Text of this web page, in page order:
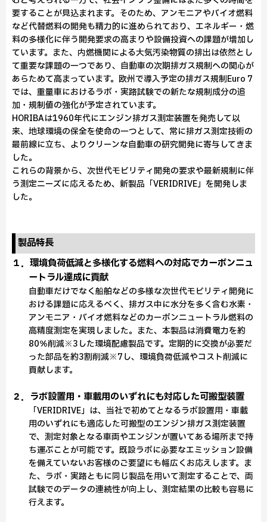
要することが見込まれます。そのため、アンモニアやバイオ燃料
など代替燃料の開発も精力的に進められており、エネルギー・燃
料の多様化に伴う開発要求の高まりや設備投資への課題が増加し
ています。また、内燃機関による大気汚染物質の排出は依然とし
て重要な課題の一つであり、自動車の次期排ガス規制への関心が
あらためて高まっています。欧州で導入予定の排ガス規制Euro 7
では、重量車におけるラボ・実路試験での新たな規制成分の追
加・規制値の強化が予定されています。
HORIBAは1960年代にエンジン排ガス測定装置を発売して以
来、地球環境の保全を使命の一つとして、常に排ガス測定技術の
最前線に立ち、よりクリーンな自動車の研究開発に寄与してきま
した。
これらの背景から、次世代モビリティ開発の要求や最新規制に伴
う測定ニーズに応えるため、新製品「VERIDRIVE」を開発しま
した。
製品特長
１．環境負荷低減と多様化する燃料への対応でカーボンニュ
ートラル達成に貢献
自動車だけでなく船舶などの多様な次世代モビリティ開発に
おける課題に応えるべく、排ガス中に水分を多く含む水素・
アンモニア・バイオ燃料などのカーボンニュートラル燃料の
高精度測定を実現しました。また、本製品は消費電力を約
80％削減※3した環境配慮製品です。定期的に交換が必要だ
った部品を約3割削減※7し、環境負荷低減やコスト削減に
貢献します。
２．ラボ設置用・車載用のいずれにも対応した可搬型装置
「VERIDRIVE」は、当社で初めてとなるラボ設置用・車載
用のいずれにも適応した可搬型のエンジン排ガス測定装置
で、測定対象となる車両やエンジンが置いてある場所まで持
ち運ぶことが可能です。既設ラボに必要なエミッション設備
を備えていないお客様のご要望にも幅広くお応えします。ま
た、ラボ・実路ともに同じ製品を用いて測定することで、両
試験でのデータの連続性が向上し、測定結果の比較も容易に
行えます。